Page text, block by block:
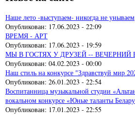
Наше лето -выступаем- никогда не унываем
Опубликован: 17.06.2023 - 22:09
ВРЕМЯ - АРТ
Опубликован: 17.06.2023 - 19:59
МЫ В ГОСТЯХ У ДРУЗЕЙ -- ВЕЧЕРНИЙ
Опубликован: 04.02.2023 - 00:00
Наш стиль на конкурсе "Здравствуй мир
Опубликован: 26.01.2023 - 22:54
Воспитанница музыкальной студии
вокальном конкурсе «Юные таланты
Опубликован: 17.01.2023 - 22:55